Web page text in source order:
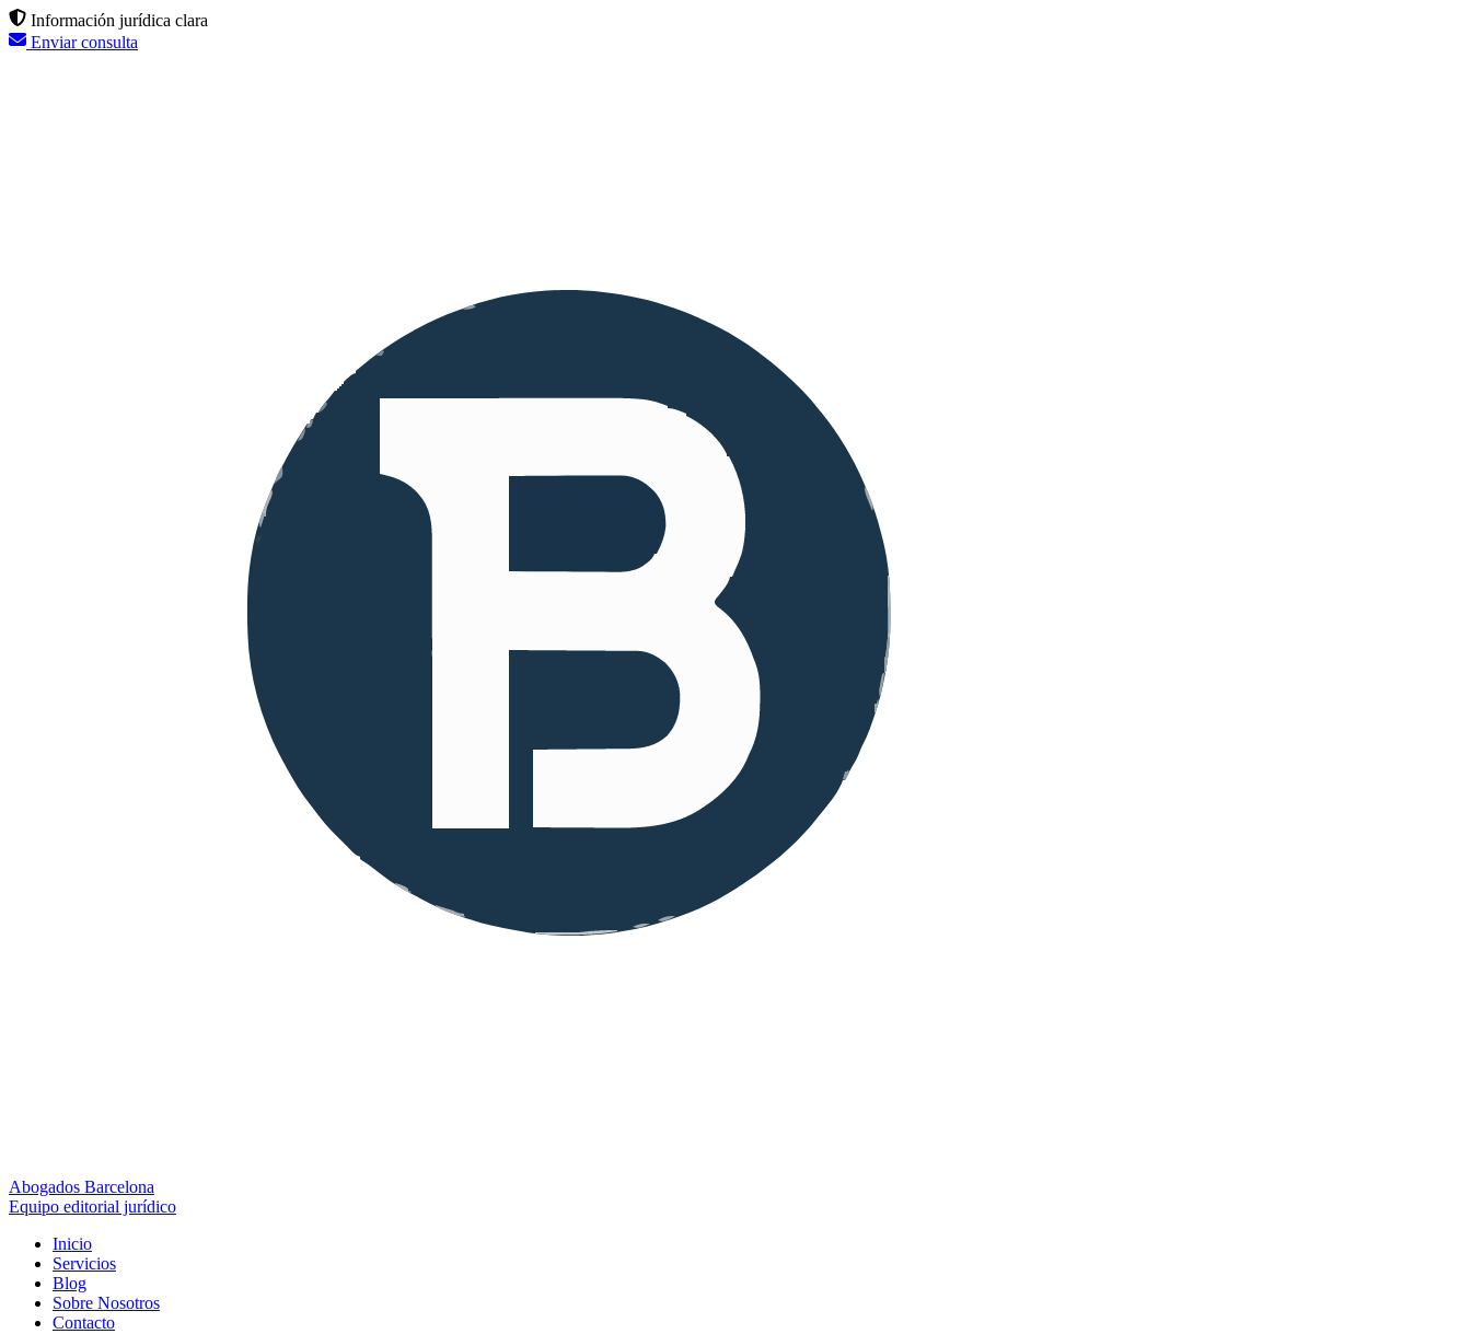
Información jurídica clara
Enviar consulta
Abogados Barcelona
Equipo editorial jurídico
Inicio
Servicios
Blog
Sobre Nosotros
Contacto